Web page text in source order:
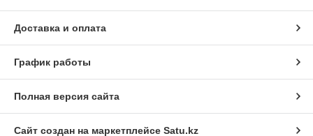
Доставка и оплата
График работы
Полная версия сайта
Сайт создан на маркетплейсе Satu.kz